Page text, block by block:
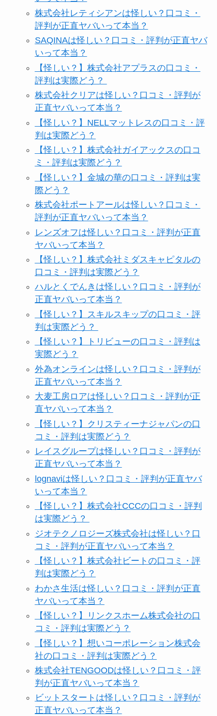
株式会社レティシアンは怪しい？口コミ・
評判が正直ヤバいって本当？
SAQINAは怪しい？口コミ・評判が正直ヤバ
いって本当？
【怪しい？】株式会社アプラスの口コミ・
評判は実際どう？
株式会社クリアは怪しい？口コミ・評判が
正直ヤバいって本当？
【怪しい？】NELLマットレスの口コミ・評
判は実際どう？
【怪しい？】株式会社ガイアックスの口コ
ミ・評判は実際どう？
【怪しい？】金城の華の口コミ・評判は実
際どう？
株式会社ポートアールは怪しい？口コミ・
評判が正直ヤバいって本当？
レンズオフは怪しい？口コミ・評判が正直
ヤバいって本当？
【怪しい？】株式会社ミダスキャピタルの
口コミ・評判は実際どう？
ハルとくでんきは怪しい？口コミ・評判が
正直ヤバいって本当？
【怪しい？】スキルスキップの口コミ・評
判は実際どう？
【怪しい？】トリビューの口コミ・評判は
実際どう？
外為オンラインは怪しい？口コミ・評判が
正直ヤバいって本当？
大麦工房ロアは怪しい？口コミ・評判が正
直ヤバいって本当？
【怪しい？】クリスティーナジャパンの口
コミ・評判は実際どう？
レイスグループは怪しい？口コミ・評判が
正直ヤバいって本当？
lognaviは怪しい？口コミ・評判が正直ヤバ
いって本当？
【怪しい？】株式会社CCCの口コミ・評判
は実際どう？
ジオテクノロジーズ株式会社は怪しい？口
コミ・評判が正直ヤバいって本当？
【怪しい？】株式会社ビートの口コミ・評
判は実際どう？
わかさ生活は怪しい？口コミ・評判が正直
ヤバいって本当？
【怪しい？】リンクスホーム株式会社の口
コミ・評判は実際どう？
【怪しい？】想いコーポレーション株式会
社の口コミ・評判は実際どう？
株式会社TENGOODは怪しい？口コミ・評
判が正直ヤバいって本当？
ビットスタートは怪しい？口コミ・評判が
正直ヤバいって本当？